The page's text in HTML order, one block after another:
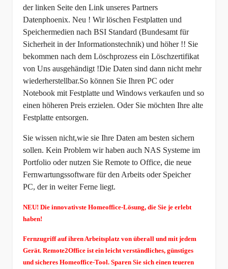
der linken Seite den Link unseres Partners
Datenphoenix.Neu ! Wir löschen Festplatten und
Speichermedien nach BSI Standard (Bundesamt für
Sicherheit in der Informationstechnik) und höher !! Sie
bekommen nach dem Löschprozess ein Löschzertifikat
von Uns ausgehändigt !Die Daten sind dann nicht mehr
wiederherstellbar.So können Sie Ihren PC oder
Notebook mit Festplatte und Windows verkaufen und so
einen höheren Preis erzielen. Oder Sie möchten Ihre alte
Festplatte entsorgen.
Sie wissen nicht,wie sie Ihre Daten am besten sichern
sollen. Kein Problem wir haben auch NAS Systeme im
Portfolio oder nutzen Sie Remote to Office, die neue
Fernwartungssoftware für den Arbeits oder Speicher
PC, der in weiter Ferne liegt.
NEU! Die innovativste Homeoffice-Lösung, die Sie je erlebt
haben!
Fernzugriff auf ihren Arbeitsplatz von überall und mit jedem
Gerät. Remote2Office ist ein leicht verständliches, günstiges
und sicheres Homeoffice-Tool. Sparen Sie sich einen teueren